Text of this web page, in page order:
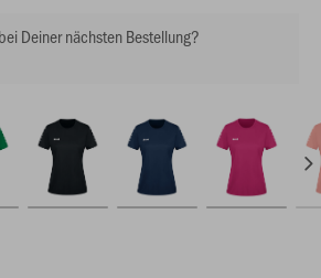
Deiner nächsten Bestellung?